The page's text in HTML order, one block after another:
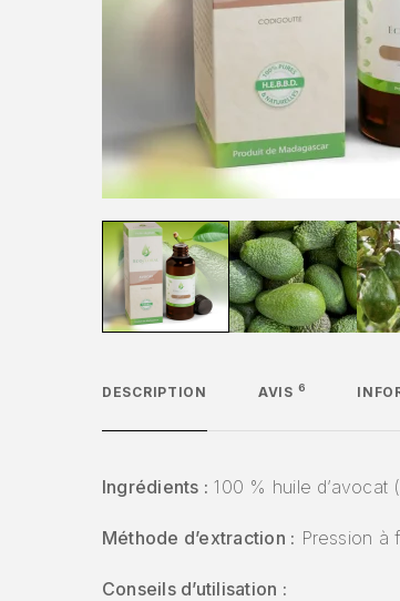
DESCRIPTION AVIS 6
Ingrédients : 100 % huile d’avocat
Méthode d’extraction : Pression à
Conseils d’utilisation :